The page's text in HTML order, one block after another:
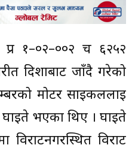
१–०२–००२ च ६२५२
दिशाबाट जाँदै गरेको
मोटर साइकललाई
भएका थिए । घाइते
विराटनगरस्थित विराट